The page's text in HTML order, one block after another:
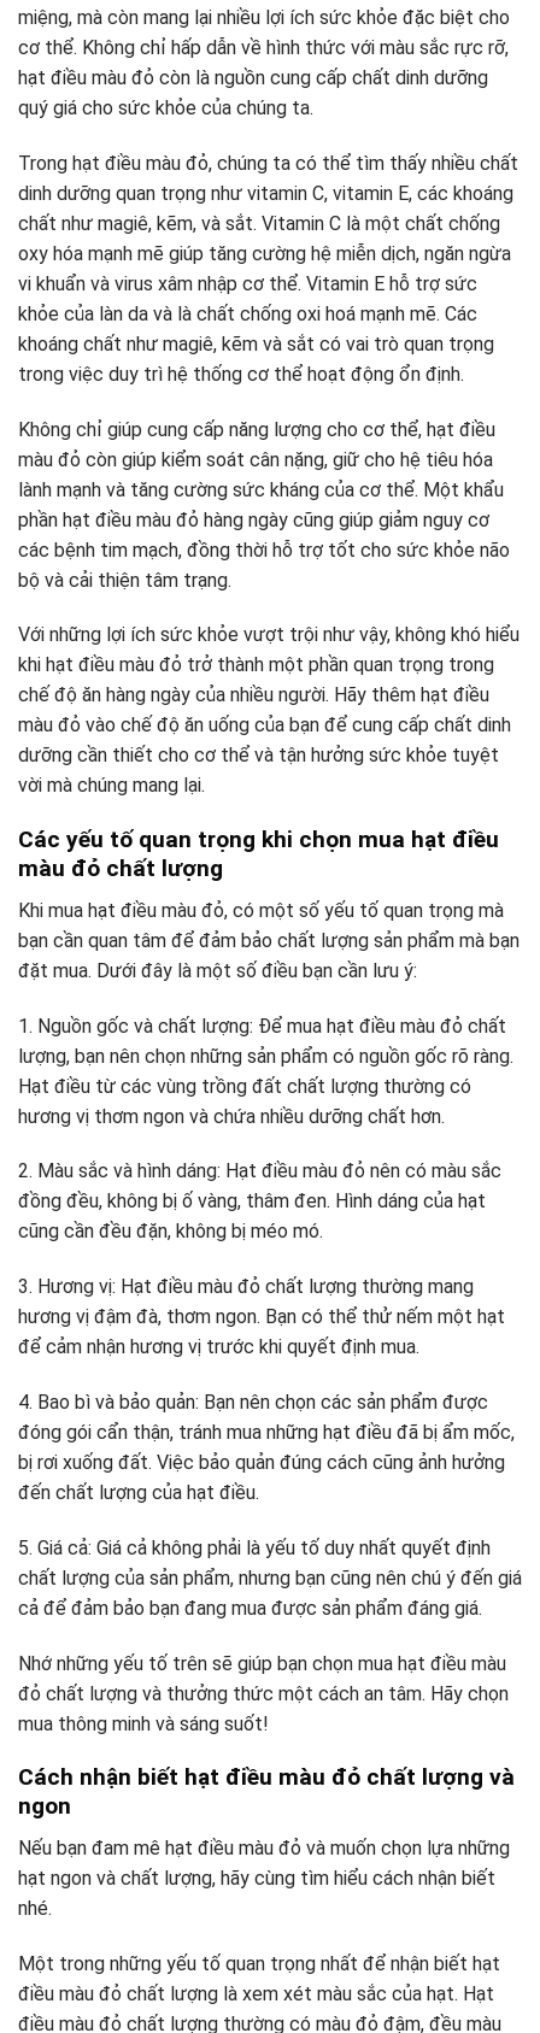
miệng, mà còn mang lại nhiều lợi ích sức khỏe đặc biệt cho
cơ thể. Không chỉ hấp dẫn về hình thức với màu sắc rực rỡ,
hạt điều màu đỏ còn là nguồn cung cấp chất dinh dưỡng
quý giá cho sức khỏe của chúng ta.
Trong hạt điều màu đỏ, chúng ta có thể tìm thấy nhiều chất
dinh dưỡng quan trọng như vitamin C, vitamin E, các khoáng
chất như magiê, kẽm, và sắt. Vitamin C là một chất chống
oxy hóa mạnh mẽ giúp tăng cường hệ miễn dịch, ngăn ngừa
vi khuẩn và virus xâm nhập cơ thể. Vitamin E hỗ trợ sức
khỏe của làn da và là chất chống oxi hoá mạnh mẽ. Các
khoáng chất như magiê, kẽm và sắt có vai trò quan trọng
trong việc duy trì hệ thống cơ thể hoạt động ổn định.
Không chỉ giúp cung cấp năng lượng cho cơ thể, hạt điều
màu đỏ còn giúp kiểm soát cân nặng, giữ cho hệ tiêu hóa
lành mạnh và tăng cường sức kháng của cơ thể. Một khẩu
phần hạt điều màu đỏ hàng ngày cũng giúp giảm nguy cơ
các bệnh tim mạch, đồng thời hỗ trợ tốt cho sức khỏe não
bộ và cải thiện tâm trạng.
Với những lợi ích sức khỏe vượt trội như vậy, không khó hiểu
khi hạt điều màu đỏ trở thành một phần quan trọng trong
chế độ ăn hàng ngày của nhiều người. Hãy thêm hạt điều
màu đỏ vào chế độ ăn uống của bạn để cung cấp chất dinh
dưỡng cần thiết cho cơ thể và tận hưởng sức khỏe tuyệt
vời mà chúng mang lại.
Các yếu tố quan trọng khi chọn mua hạt điều
màu đỏ chất lượng
Khi mua hạt điều màu đỏ, có một số yếu tố quan trọng mà
bạn cần quan tâm để đảm bảo chất lượng sản phẩm mà bạn
đặt mua. Dưới đây là một số điều bạn cần lưu ý:
1. Nguồn gốc và chất lượng: Để mua hạt điều màu đỏ chất
lượng, bạn nên chọn những sản phẩm có nguồn gốc rõ ràng.
Hạt điều từ các vùng trồng đất chất lượng thường có
hương vị thơm ngon và chứa nhiều dưỡng chất hơn.
2. Màu sắc và hình dáng: Hạt điều màu đỏ nên có màu sắc
đồng đều, không bị ố vàng, thâm đen. Hình dáng của hạt
cũng cần đều đặn, không bị méo mó.
3. Hương vị: Hạt điều màu đỏ chất lượng thường mang
hương vị đậm đà, thơm ngon. Bạn có thể thử nếm một hạt
để cảm nhận hương vị trước khi quyết định mua.
4. Bao bì và bảo quản: Bạn nên chọn các sản phẩm được
đóng gói cẩn thận, tránh mua những hạt điều đã bị ẩm mốc,
bị rơi xuống đất. Việc bảo quản đúng cách cũng ảnh hưởng
đến chất lượng của hạt điều.
5. Giá cả: Giá cả không phải là yếu tố duy nhất quyết định
chất lượng của sản phẩm, nhưng bạn cũng nên chú ý đến giá
cả để đảm bảo bạn đang mua được sản phẩm đáng giá.
Nhớ những yếu tố trên sẽ giúp bạn chọn mua hạt điều màu
đỏ chất lượng và thưởng thức một cách an tâm. Hãy chọn
mua thông minh và sáng suốt!
Cách nhận biết hạt điều màu đỏ chất lượng và
ngon
Nếu bạn đam mê hạt điều màu đỏ và muốn chọn lựa những
hạt ngon và chất lượng, hãy cùng tìm hiểu cách nhận biết
nhé.
Một trong những yếu tố quan trọng nhất để nhận biết hạt
điều màu đỏ chất lượng là xem xét màu sắc của hạt. Hạt
điều màu đỏ chất lượng thường có màu đỏ đậm, đều màu